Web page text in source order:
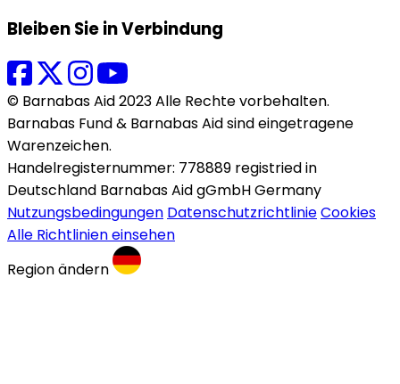
Bleiben Sie in Verbindung
© Barnabas Aid 2023 Alle Rechte vorbehalten.
Barnabas Fund & Barnabas Aid sind eingetragene
Warenzeichen.
Handelregisternummer: 778889 registried in
Deutschland Barnabas Aid gGmbH Germany
Nutzungsbedingungen DatenschutzrichtlinieCookies
Alle Richtlinien einsehen
Region ändern